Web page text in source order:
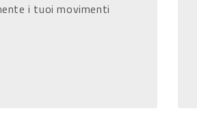
i tuoi movimenti